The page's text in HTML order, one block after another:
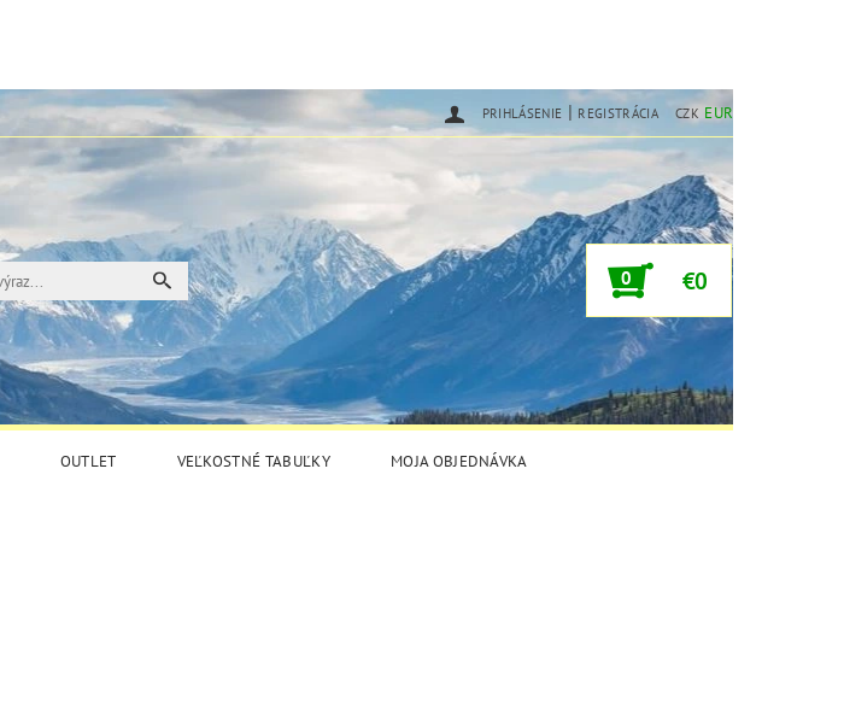
CZK EUR
PRIHLÁSENIE | REGISTRÁCIA
0 €0
OUTLET VEĽKOSTNÉ TABUĽKY MOJA OBJEDNÁVKA